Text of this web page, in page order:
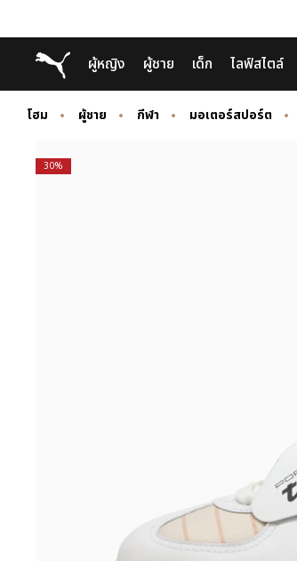
to
Main
content
to
Footer
Content
Puma โฮม
ผู้หญิง ผู้ชาย เด็ก ไลฟ์สไตล์
โฮม ผู้ชาย กีฬา มอเตอร์สปอร์ต
30%